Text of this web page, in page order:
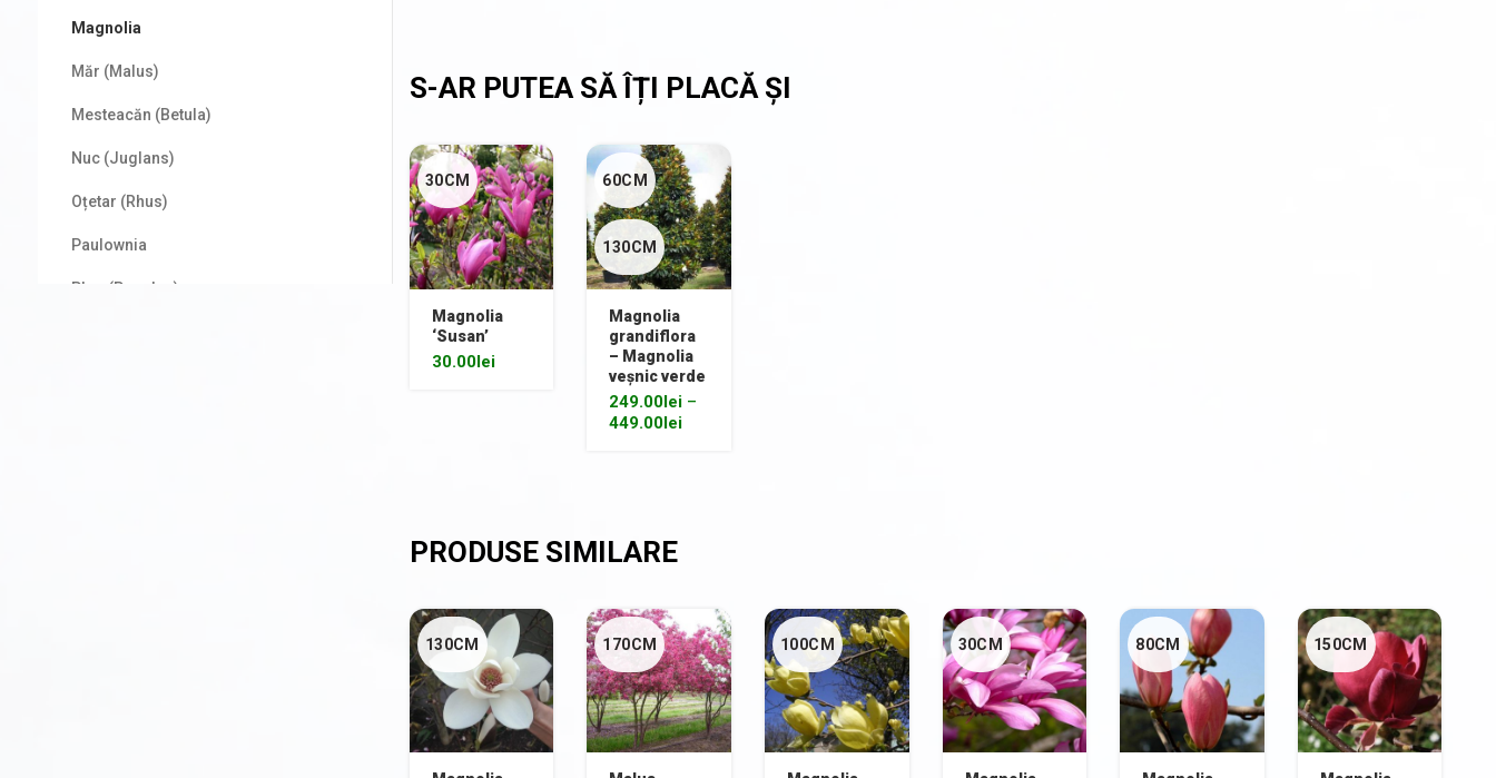
30CM
Magnolia
‘Susan’
30.00lei
60CM
130CM
Magnolia
grandiflora
– Magnolia
veșnic verde
249.00lei –
449.00lei
130CM 170CM 100CM 30CM 80CM 150CM
Magnolia
Măr (Malus)
Mesteacăn (Betula)
Nuc (Juglans)
Oțetar (Rhus)
Paulownia
Plop (Populus)